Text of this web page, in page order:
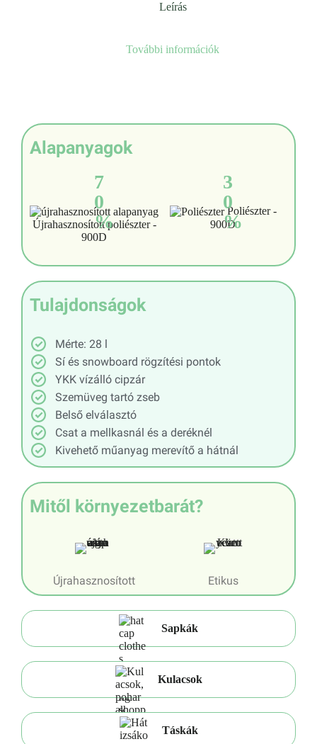
Leírás
További információk
Alapanyagok
7
0
%
Újrahasznosított poliészter -
900D
3
0
%
Poliészter -
900D
Tulajdonságok
Mérte: 28 l
Sí és snowboard rögzítési pontok
YKK vízálló cipzár
Szemüveg tartó zseb
Belső elválasztó
Csat a mellkasnál és a deréknél
Kivehető műanyag merevítő a hátnál
Mitől környezetbarát?
Újrahasznosított Etikus
Sapkák
Kulacsok
Táskák